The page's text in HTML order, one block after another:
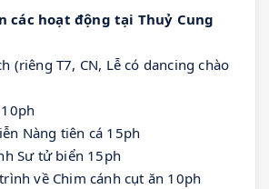
các hoạt động tại Thuỷ Cung
(riêng T7, CN, Lễ có dancing chào
Nàng tiên cá 15ph
Sư tử biển 15ph
về Chim cánh cụt ăn 10ph